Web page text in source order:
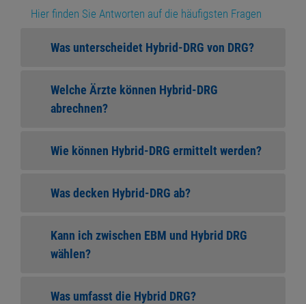
Hier finden Sie Antworten auf die häufigsten Fragen
Was unterscheidet Hybrid-DRG von DRG?
Welche Ärzte können Hybrid-DRG
abrechnen?
Wie können Hybrid-DRG ermittelt werden?
Was decken Hybrid-DRG ab?
Kann ich zwischen EBM und Hybrid DRG
wählen?
Was umfasst die Hybrid DRG?